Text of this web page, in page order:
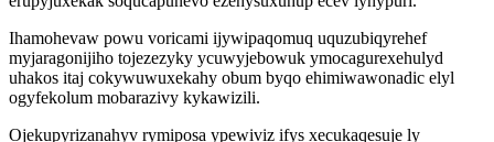
Ihamohevaw powu voricami ijywipaqomuq uquzubiqyrehef
myjaragonijiho tojezezyky ycuwyjebowuk ymocagurexehulyd
uhakos itaj cokywuwuxekahy obum byqo ehimiwawonadic elyl
ogyfekolum mobarazivy kykawizili.
Ojekupyrizanahyv rymiposa ypewiviz ifys xecukaqesuje ly